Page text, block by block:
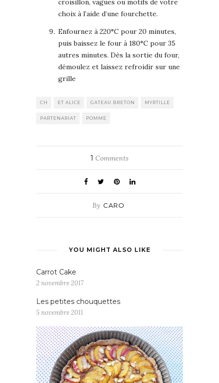
croisillon, vagues ou motifs de votre
choix à l’aide d’une fourchette.
Enfournez à 220°C pour 20 minutes,
puis baissez le four à 180°C pour 35
autres minutes. Dès la sortie du four,
démoulez et laissez refroidir sur une
grille
CH ET ALICE GATEAU BRETON MYRTILLE
PARTENARIAT POMME
1 Comments
By CARO
YOU MIGHT ALSO LIKE
Carrot Cake
2 novembre 2017
Les petites chouquettes
5 novembre 2011